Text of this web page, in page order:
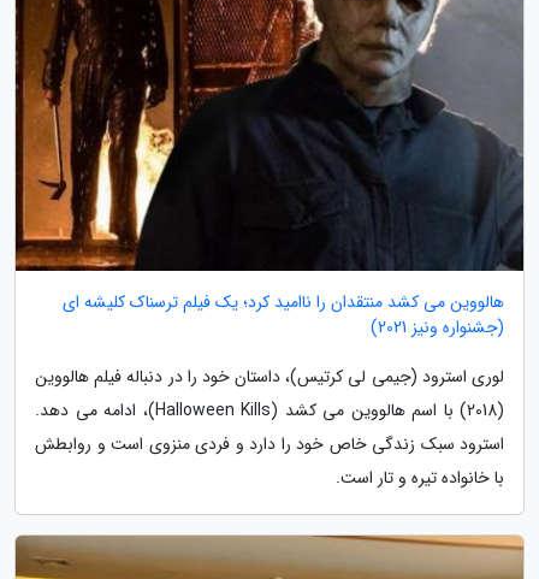
هالووین می کشد منتقدان را ناامید کرد؛ یک فیلم ترسناک کلیشه ای
(جشنواره ونیز 2021)
لوری استرود (جیمی لی کرتیس)، داستان خود را در دنباله فیلم هالووین
(2018) با اسم هالووین می کشد (Halloween Kills)، ادامه می دهد.
استرود سبک زندگی خاص خود را دارد و فردی منزوی است و روابطش
با خانواده تیره و تار است.